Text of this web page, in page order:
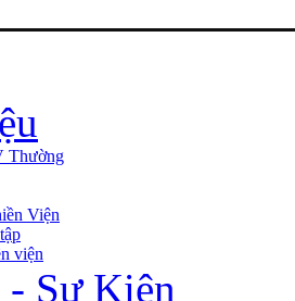
Thường
Viện
viện
Sự Kiện